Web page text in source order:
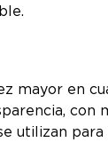
mayor en
con
utilizan